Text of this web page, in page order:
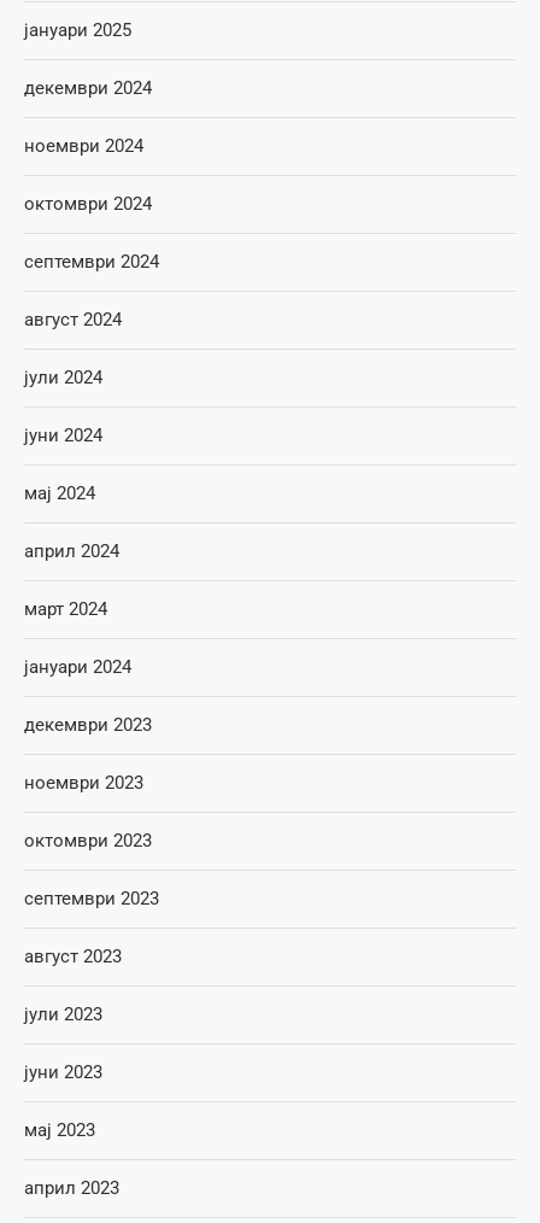
јануари 2025
декември 2024
ноември 2024
октомври 2024
септември 2024
август 2024
јули 2024
јуни 2024
мај 2024
април 2024
март 2024
јануари 2024
декември 2023
ноември 2023
октомври 2023
септември 2023
август 2023
јули 2023
јуни 2023
мај 2023
април 2023